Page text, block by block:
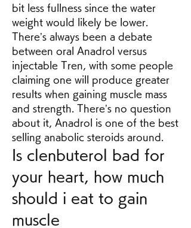
bit less fullness since the water
weight would likely be lower.
There’s always been a debate
between oral Anadrol versus
injectable Tren, with some people
claiming one will produce greater
results when gaining muscle mass
and strength. There’s no question
about it, Anadrol is one of the best
selling anabolic steroids around.
Is clenbuterol bad for
your heart, how much
should i eat to gain
muscle